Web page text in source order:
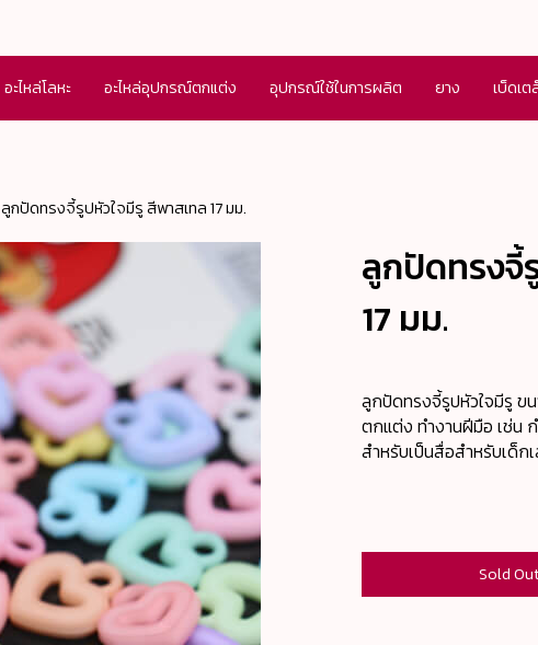
อะไหล่โลหะ อะไหล่อุปกรณ์ตกแต่ง อุปกรณ์ใช้ในการผลิต ยาง เบ็ดเ
ลูกปัดทรงจี้รูปหัวใจมีรู สีพาสเทล 17 มม.
ลูกปัดทรงจี้
17 มม.
ลูกปัดทรงจี้รูปหัวใจมีรู ข
ตกแต่ง ทำงานฝีมือ เช่น
สำหรับเป็นสื่อสำหรับเด็
Sold